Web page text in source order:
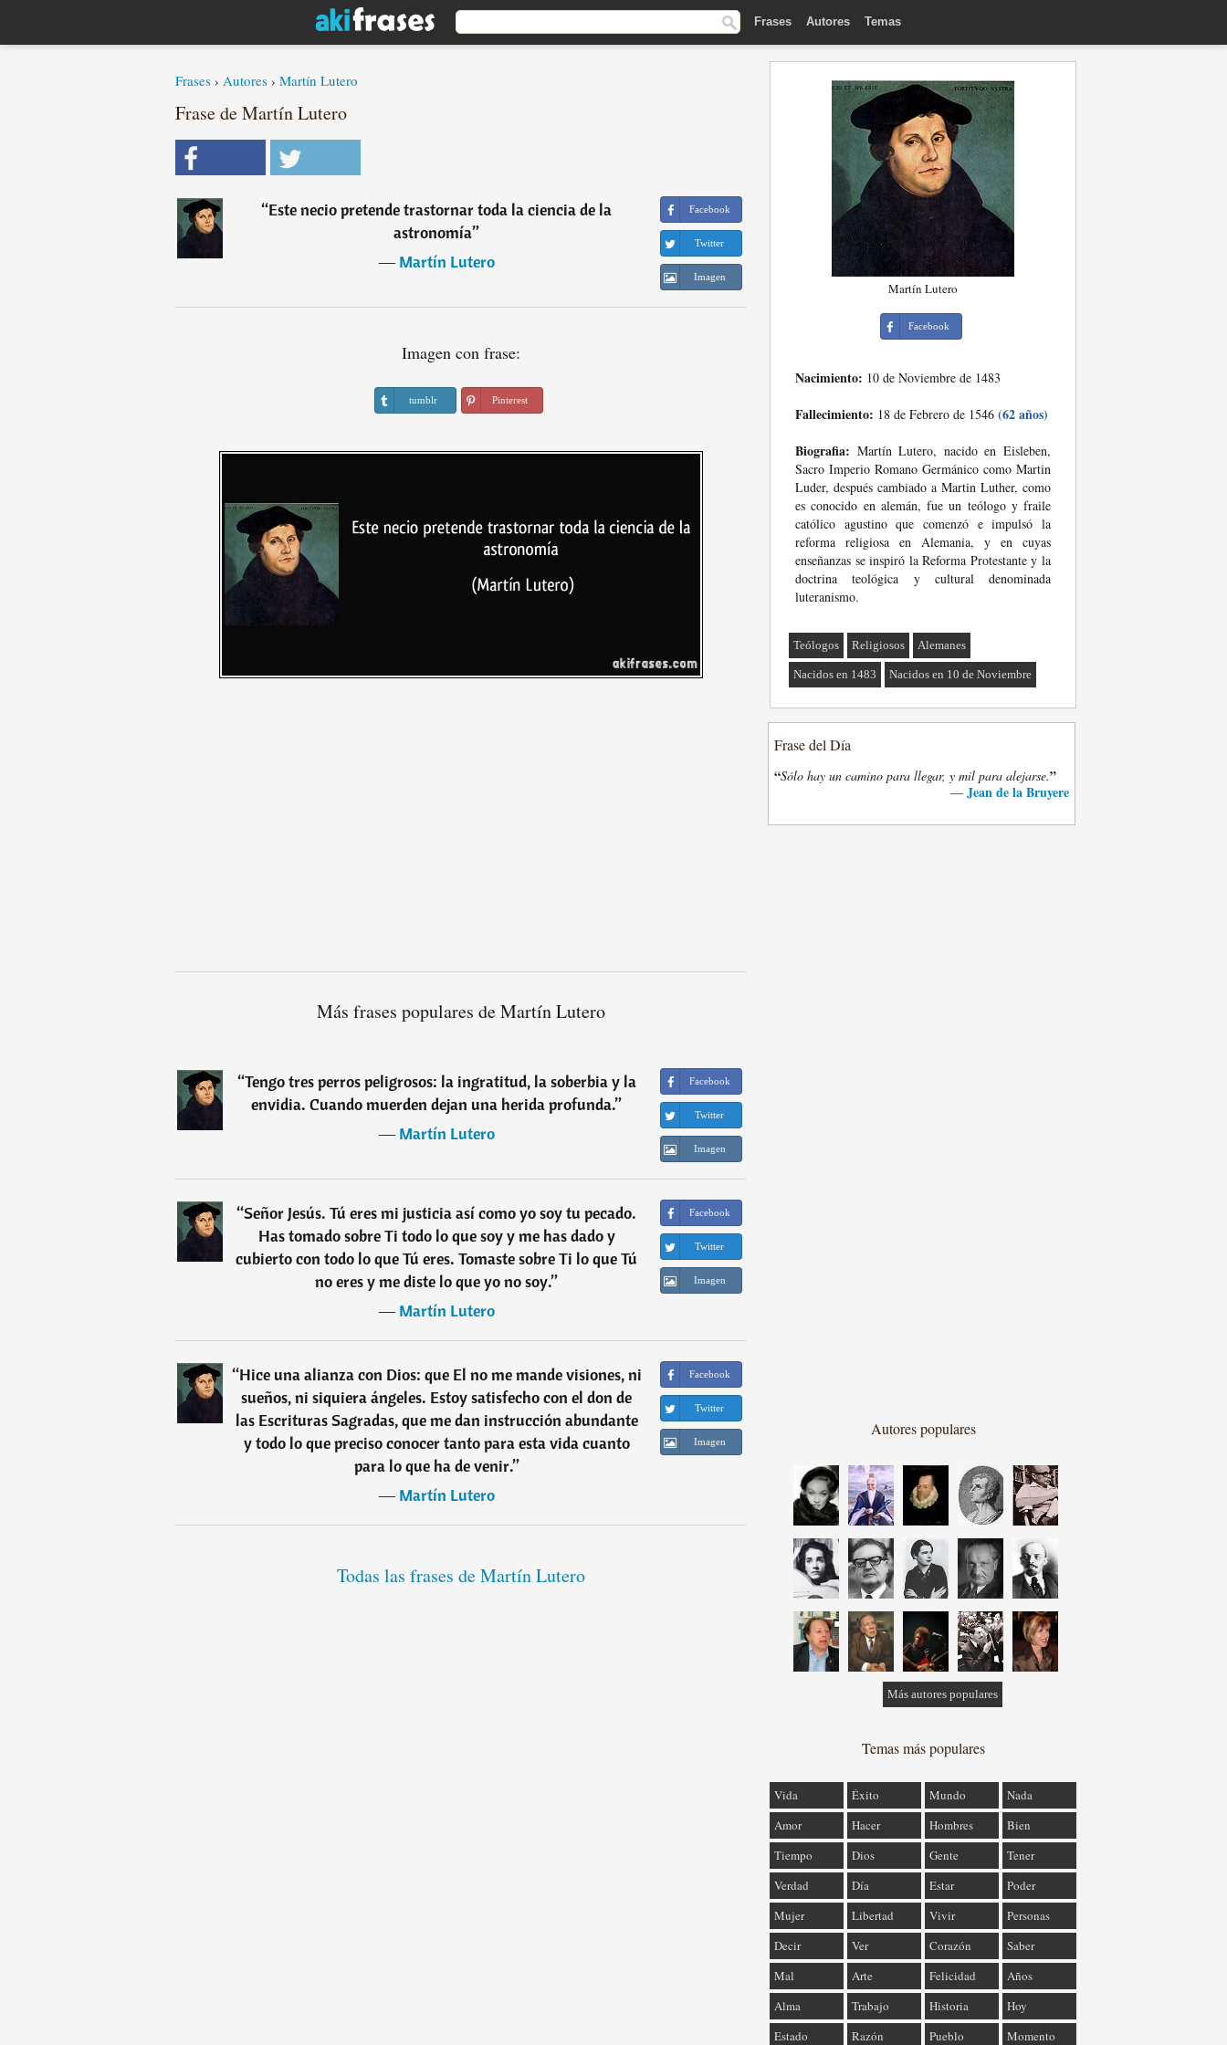
Frases Autores Temas
Frases › Autores › Martín Lutero
Frase de Martín Lutero
“Este necio pretende trastornar toda la ciencia de la
astronomía”
―Martín Lutero
Facebook
Twitter
Imagen
Imagen con frase:
tumblr Pinterest
Más frases populares de Martín Lutero
“Tengo tres perros peligrosos: la ingratitud, la soberbia y la
envidia. Cuando muerden dejan una herida profunda.”
―Martín Lutero
Facebook
Twitter
Imagen
“Señor Jesús. Tú eres mi justicia así como yo soy tu pecado.
Has tomado sobre Ti todo lo que soy y me has dado y
cubierto con todo lo que Tú eres. Tomaste sobre Ti lo que Tú
no eres y me diste lo que yo no soy.”
―Martín Lutero
Facebook
Twitter
Imagen
“Hice una alianza con Dios: que El no me mande visiones, ni
sueños, ni siquiera ángeles. Estoy satisfecho con el don de
las Escrituras Sagradas, que me dan instrucción abundante
y todo lo que preciso conocer tanto para esta vida cuanto
para lo que ha de venir.”
―Martín Lutero
Facebook
Twitter
Imagen
Todas las frases de Martín Lutero
Martín Lutero
Facebook
Nacimiento: 10 de Noviembre de 1483
Fallecimiento: 18 de Febrero de 1546 (62 años)
Biografia: Martín Lutero, nacido en Eisleben,
Sacro Imperio Romano Germánico como Martin
Luder, después cambiado a Martin Luther, como
es conocido en alemán, fue un teólogo y fraile
católico agustino que comenzó e impulsó la
reforma religiosa en Alemania, y en cuyas
enseñanzas se inspiró la Reforma Protestante y la
doctrina teológica y cultural denominada
luteranismo.
Teólogos Religiosos Alemanes
Nacidos en 1483 Nacidos en 10 de Noviembre
Frase del Día
“Sólo hay un camino para llegar, y mil para alejarse.”
— Jean de la Bruyere
Autores populares
Más autores populares
Temas más populares
Vida Éxito Mundo
Nada
Amor
Hacer Hombres
Bien
Tiempo
Dios Gente
Tener
Verdad
Día Estar
Poder
Mujer
Libertad Vivir
Personas
Decir
Ver Corazón
Saber
Mal
Arte Felicidad
Años
Alma
Trabajo Historia
Hoy
Estado
Razón Pueblo Momento